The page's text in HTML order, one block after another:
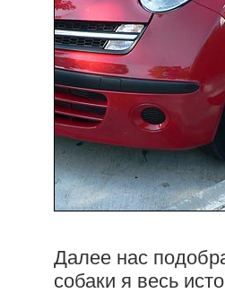
Далее нас
собаки я весь